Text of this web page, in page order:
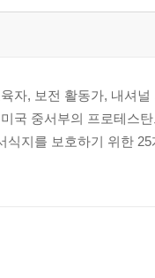
자, 보전 활동가, 내셔
국 중서부의 프로테스
식지를 보호하기 위한